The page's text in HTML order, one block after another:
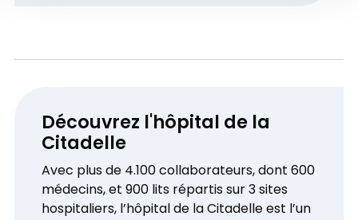
de la Fondation Citadelle
informatiques
selon le cas
Log des données et accès
Back-ups
Le stockage des données dans plusieurs
datacenters ayant la certification de sécurité
ISO 27001, et une classification de disponibilité
Découvrez l'hôpital de la
Citadelle
Avec plus de 4.100 collaborateurs, dont 600
médecins, et 900 lits répartis sur 3 sites
hospitaliers, l’hôpital de la Citadelle est l’un